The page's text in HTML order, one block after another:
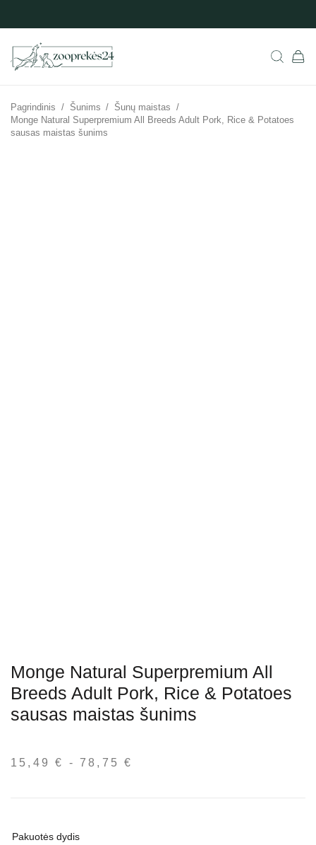
Pagrindinis / Šunims / Šunų maistas /
Monge Natural Superpremium All Breeds Adult Pork, Rice & Potatoes
sausas maistas šunims
Monge Natural Superpremium All
Breeds Adult Pork, Rice & Potatoes
sausas maistas šunims
15,49€ - 78,75€
Pakuotės dydis